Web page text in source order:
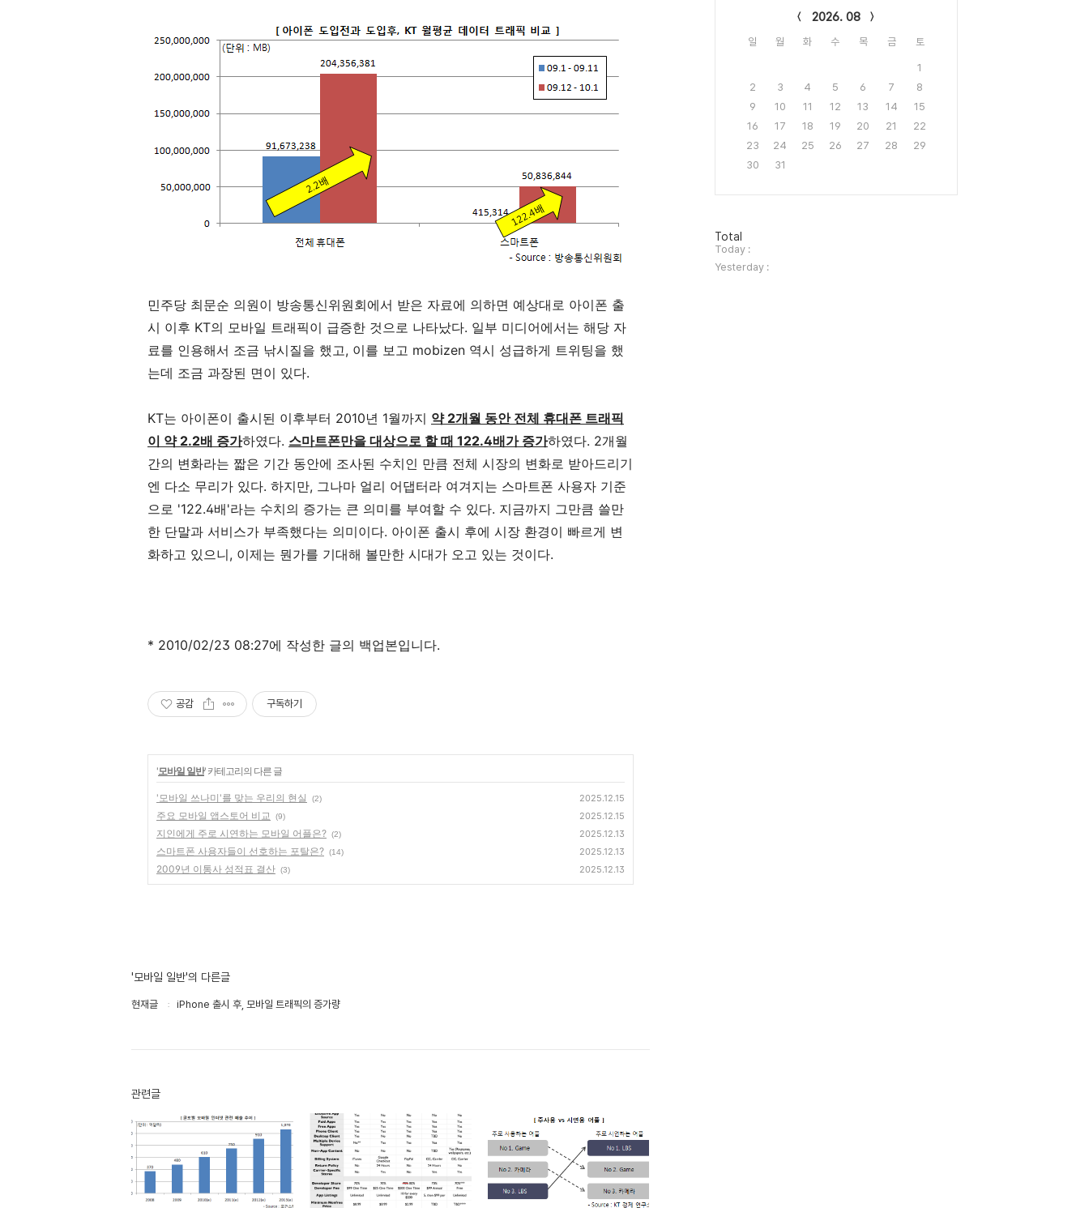
민주당 최문순 의원이 방송통신위원회에서 받은 자료에 의하면 예상대로 아이폰 출
시 이후 KT의 모바일 트래픽이 급증한 것으로 나타났다. 일부 미디어에서는 해당 자
료를 인용해서 조금 낚시질을 했고, 이를 보고 mobizen 역시 성급하게 트위팅을 했
는데 조금 과장된 면이 있다.
KT는 아이폰이 출시된 이후부터 2010년 1월까지 약 2개월 동안 전체 휴대폰 트래픽
이 약 2.2배 증가하였다. 스마트폰만을 대상으로 할 때 122.4배가 증가하였다. 2개월
간의 변화라는 짧은 기간 동안에 조사된 수치인 만큼 전체 시장의 변화로 받아드리기
엔 다소 무리가 있다. 하지만, 그나마 얼리 어댑터라 여겨지는 스마트폰 사용자 기준
으로 '122.4배'라는 수치의 증가는 큰 의미를 부여할 수 있다. 지금까지 그만큼 쓸만
한 단말과 서비스가 부족했다는 의미이다. 아이폰 출시 후에 시장 환경이 빠르게 변
화하고 있으니, 이제는 뭔가를 기대해 볼만한 시대가 오고 있는 것이다.
* 2010/02/23 08:27에 작성한 글의 백업본입니다.
공감 구독하기
'모바일 일반' 카테고리의 다른 글
'모바일 쓰나미'를 맞는 우리의 현실 (2) 2025.12.15
주요 모바일 앱스토어 비교 (9) 2025.12.15
지인에게 주로 시연하는 모바일 어플은? (2) 2025.12.13
스마트폰 사용자들이 선호하는 포탈은? (14) 2025.12.13
2009년 이통사 성적표 결산 (3) 2025.12.13
'모바일 일반'의 다른글
현재글 iPhone 출시 후, 모바일 트래픽의 증가량
관련글
2026. 08
일 월 화 수 목 금 토
1
2
3 4 5 6 7
8
9
10 11 12 13 14
15
16
17 18 19 20 21
22
23
24 25 26 27 28
29
30
31
방
문
자
수
Total
Today :
Yesterday :